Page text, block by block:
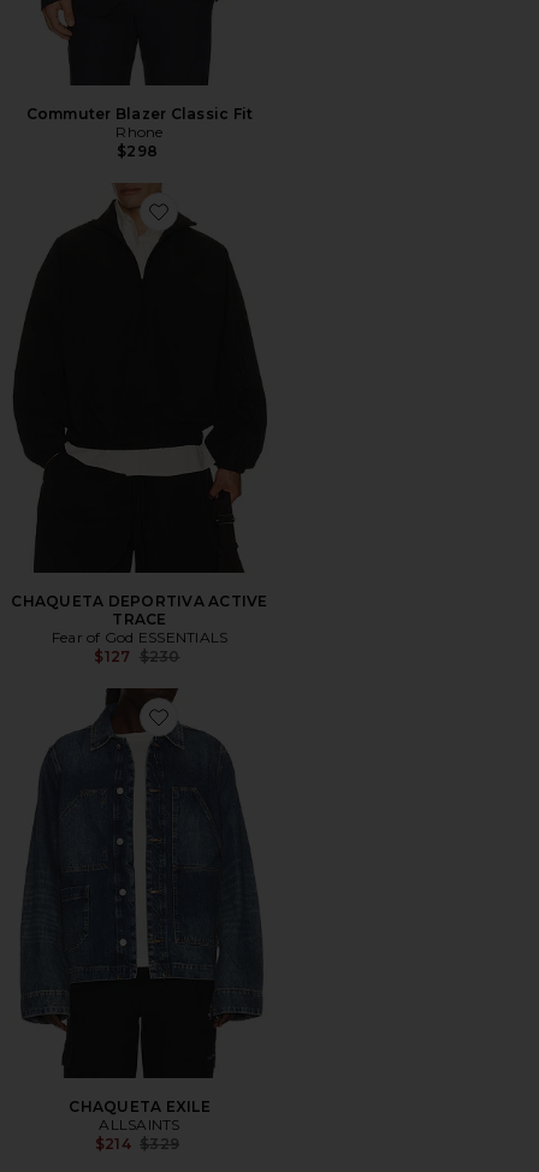
Commuter Blazer Classic Fit
Rhone
$298
Favorite CHAQUETA DEPORTIVA ACTIVE TRACE
CHAQUETA DEPORTIVA ACTIVE
TRACE
Fear of God ESSENTIALS
$127 Previous price:
$230
Favorite CHAQUETA EXILE
CHAQUETA EXILE
ALLSAINTS
$214 Previous price:
$329